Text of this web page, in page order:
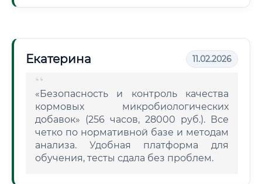
Екатерина 11.02.2026
«Безопасность и контроль качества
кормовых микробиологических
добавок» (256 часов, 28000 руб.). Все
четко по нормативной базе и методам
анализа. Удобная платформа для
обучения, тесты сдала без проблем.